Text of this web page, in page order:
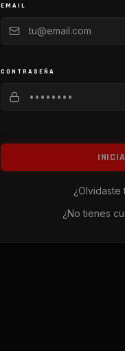
EMAIL
CONTRASEÑA
¿Olvidaste
¿No tienes